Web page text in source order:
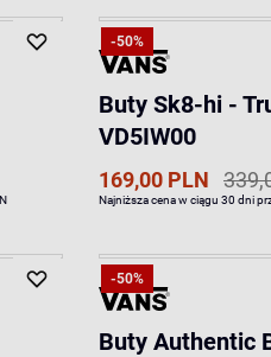
-50%
Buty Sk8-hi -
VD5IW00
169,00 PLN
Najniższa cena w ciągu 30 dni
-50%
Buty Authentic